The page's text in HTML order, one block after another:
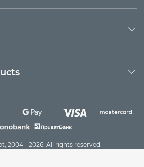
2004 - 2026. All rights reserved.